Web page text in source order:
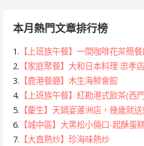
本月熱門文章排行榜
1. 【上班族午餐】一間咖啡花茶簡
2. 【家庭聚餐】大和日本料理 忠孝店
3. 【鹿港餐廳】木生海鮮會館
4. 【上班族午餐】紅勘港式飲茶(西
5. 【慶生】天鍋宴蘆洲店，幾歲就
6. 【城中區】大黑松小倆口-起酥蛋
7. 【大直熱炒】珍海味熱炒